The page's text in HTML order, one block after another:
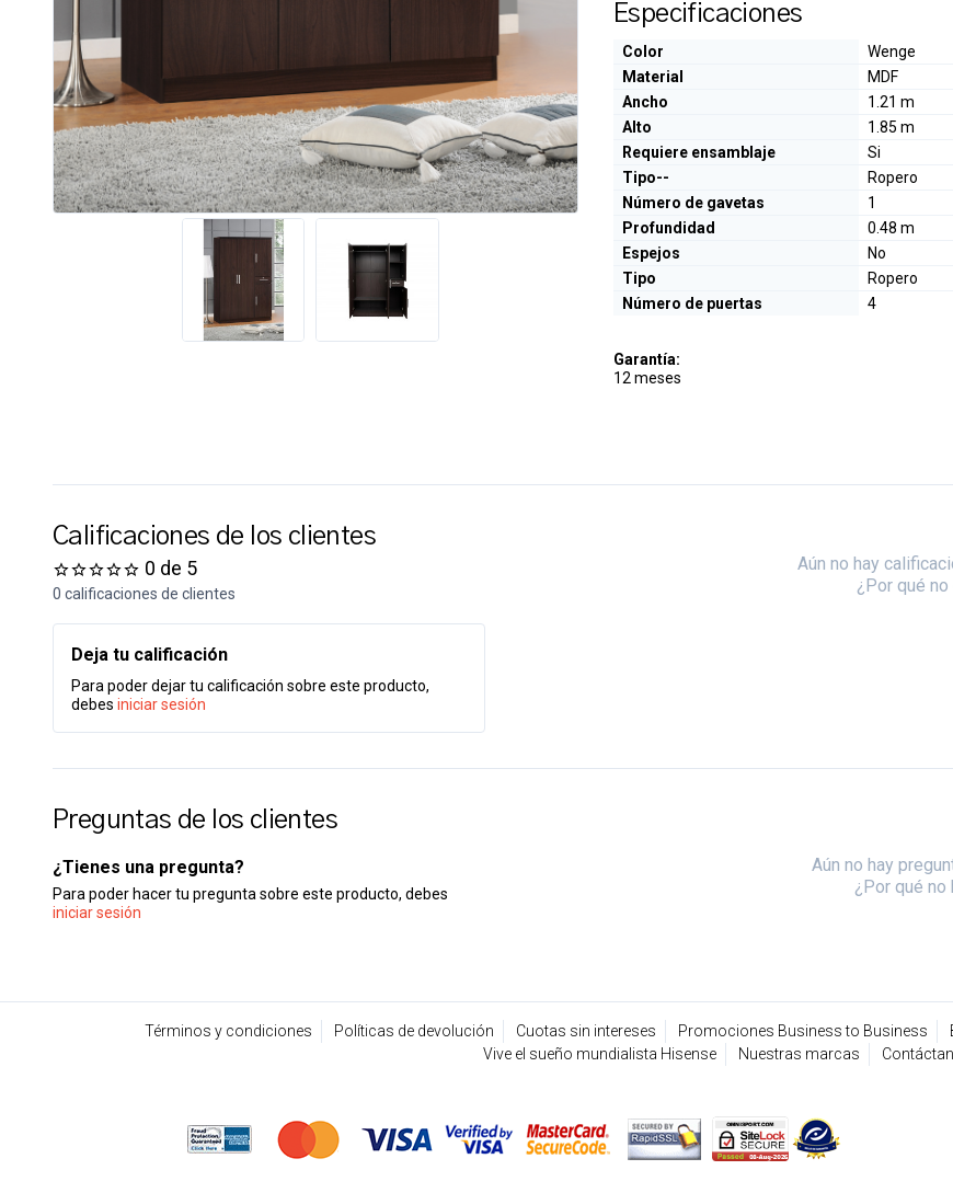
Especificaciones
Color
Wenge
Material
MDF
Ancho
1.21 m
Alto
1.85 m
Requiere ensamblaje
Si
Tipo--
Ropero
Número de gavetas
1
Profundidad
0.48 m
Espejos
No
Tipo
Ropero
Número de puertas
4
Garantía:
12 meses
Calificaciones de los clientes
0 de 5
0 calificaciones de clientes
Deja tu calificación
Para poder dejar tu calificación sobre este producto,
debes iniciar sesión
Aún no hay
¿Por qué
Preguntas de los clientes
¿Tienes una pregunta?
Para poder hacer tu pregunta sobre este producto, debes
iniciar sesión
Aún no hay
¿Por qué no
Términos y condiciones Políticas de devolución Cuotas sin intereses Promociones Business to Business
Vive el sueño mundialista Hisense
Nuestras marcas